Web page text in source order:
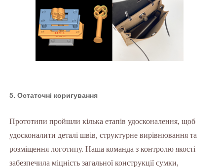
5. Остаточні коригування
Прототипи пройшли кілька етапів удосконалення, щоб
удосконалити деталі швів, структурне вирівнювання та
розміщення логотипу. Наша команда з контролю якості
забезпечила міцність загальної конструкції сумки,